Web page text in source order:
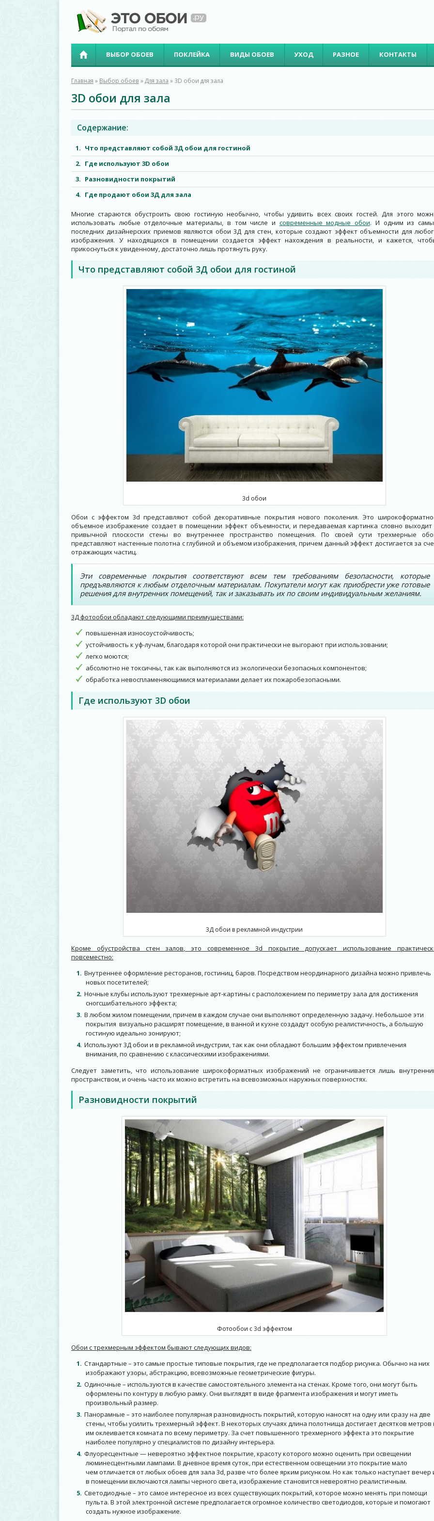
ВЫБОР ОБОЕВ ПОКЛЕЙКА ВИДЫ ОБОЕВ УХОД РАЗНОЕ КОНТАКТЫ
Главная » Выбор обоев » Для зала » 3D обои для зала
3D обои для зала
Содержание:
Что представляют собой 3Д обои для гостиной
Где используют 3D обои
Разновидности покрытий
Где продают обои 3Д для зала
Многие стараются обустроить свою гостиную необычно, чтобы удивить всех своих гостей. Для этого
использовать любые отделочные материалы, в том числе и современные модные обои. И одним из
последних дизайнерских приемов являются обои 3Д для стен, которые создают эффект объемности для
изображения. У находящихся в помещении создается эффект нахождения в реальности, и кажется,
прикоснуться к увиденному, достаточно лишь протянуть руку.
Что представляют собой 3Д обои для гостиной
3d обои
Обои с эффектом 3d представляют собой декоративные покрытия нового поколения. Это
объемное изображение создает в помещении эффект объемности, и передаваемая картинка словно выходит
привычной плоскости стены во внутреннее пространство помещения. По своей сути трехмерные
представляют настенные полотна с глубиной и объемом изображения, причем данный эффект достигается за
отражающих частиц.
Эти современные покрытия соответствуют всем тем требованиям безопасности, которые
предъявляются к любым отделочным материалам. Покупатели могут как приобрести уже готовые
решения для внутренних помещений, так и заказывать их по своим индивидуальным желаниям.
3Д фотообои обладают следующими преимуществами:
повышенная износоустойчивость;
устойчивость к уф-лучам, благодаря которой они практически не выгорают при использовании;
легко моются;
абсолютно не токсичны, так как выполняются из экологически безопасных компонентов;
обработка невоспламеняющимися материалами делает их пожаробезопасными.
Где используют 3D обои
3Д обои в рекламной индустрии
Кроме обустройства стен залов, это современное 3d покрытие допускает использование
повсеместно:
Внутреннее оформление ресторанов, гостиниц, баров. Посредством неординарного дизайна можно привлечь
новых посетителей;
Ночные клубы используют трехмерные арт-картины с расположением по периметру зала для достижения
сногсшибательного эффекта;
В любом жилом помещении, причем в каждом случае они выполняют определенную задачу. Небольшое эти
покрытия визуально расширят помещение, в ванной и кухне создадут особую реалистичность, а большую
гостиную идеально зонируют;
Используют 3Д обои и в рекламной индустрии, так как они обладают большим эффектом привлечения
внимания, по сравнению с классическими изображениями.
Следует заметить, что использование широкоформатных изображений не ограничивается лишь
пространством, и очень часто их можно встретить на всевозможных наружных поверхностях.
Разновидности покрытий
Фотообои с 3d эффектом
Обои с трехмерным эффектом бывают следующих видов:
Стандартные – это самые простые типовые покрытия, где не предполагается подбор рисунка. Обычно на них
изображают узоры, абстракцию, всевозможные геометрические фигуры.
Одиночные – используются в качестве самостоятельного элемента на стенах. Кроме того, они могут быть
оформлены по контуру в любую рамку. Они выглядят в виде фрагмента изображения и могут иметь
произвольный размер.
Панорамные – это наиболее популярная разновидность покрытий, которую наносят на одну или сразу на две
стены, чтобы усилить трехмерный эффект. В некоторых случаях длина полотнища достигает десятков метров
им оклеивается комната по всему периметру. За счет повышенного трехмерного эффекта это покрытие
наиболее популярно у специалистов по дизайну интерьера.
Флуоресцентные — невероятно эффектное покрытие, красоту которого можно оценить при освещении
люминесцентными лампами. В дневное время суток, при естественном освещении это покрытие мало
чем отличается от любых обоев для зала 3d, разве что более ярким рисунком. Но как только наступает вечер
в помещении включаются лампы черного света, изображение становится невероятно реалистичным.
Светодиодные – это самое интересное из всех существующих покрытий, которое можно менять при помощи
пульта. В этой электронной системе предполагается огромное количество светодиодов, которые и помогают
создать нужное изображение.